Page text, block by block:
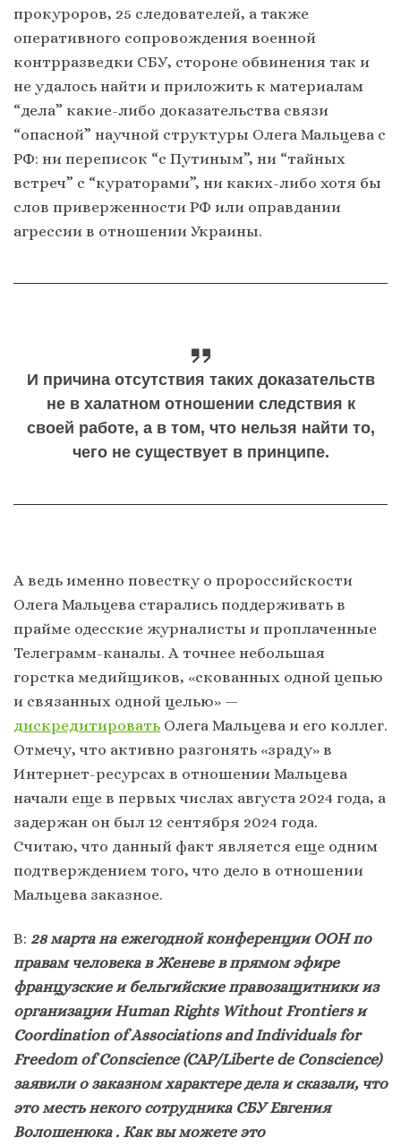
прокуроров, 25 следователей, а также
оперативного сопровождения военной
контрразведки СБУ, стороне обвинения так и
не удалось найти и приложить к материалам
“дела” какие-либо доказательства связи
“опасной” научной структуры Олега Мальцева с
РФ: ни переписок “с Путиным”, ни “тайных
встреч” с “кураторами”, ни каких-либо хотя бы
слов приверженности РФ или оправдании
агрессии в отношении Украины.
И причина отсутствия таких доказательств
не в халатном отношении следствия к
своей работе, а в том, что нельзя найти то,
чего не существует в принципе.
А ведь именно повестку о пророссийскости
Олега Мальцева старались поддерживать в
прайме одесские журналисты и проплаченные
Телеграмм-каналы. А точнее небольшая
горстка медийщиков, «скованных одной цепью
и связанных одной целью» —
дискредитировать Олега Мальцева и его коллег.
Отмечу, что активно разгонять «зраду» в
Интернет-ресурсах в отношении Мальцева
начали еще в первых числах августа 2024 года, а
задержан он был 12 сентября 2024 года.
Считаю, что данный факт является еще одним
подтверждением того, что дело в отношении
Мальцева заказное.
В: 28 марта на ежегодной конференции ООН по
правам человека в Женеве в прямом эфире
французские и бельгийские правозащитники из
организации Human Rights Without Frontiers и
Coordination of Associations and Individuals for
Freedom of Conscience (CAP/Liberte de Conscience)
заявили о заказном характере дела и сказали, что
это месть некого сотрудника СБУ Евгения
Волошенюка . Как вы можете это